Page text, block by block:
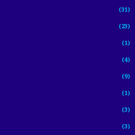
(31)
(23)
(1)
(4)
(9)
(1)
(3)
(3)